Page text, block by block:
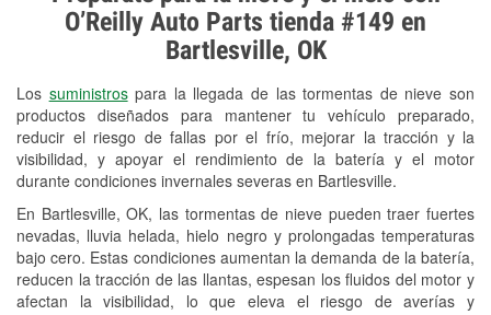
O’Reilly Auto Parts tienda #149 en
Bartlesville, OK
Los suministrospara la llegada de las tormentas de nieve son
productos diseñados para mantener tu vehículo preparado,
reducir el riesgo de fallas por el frío, mejorar la tracción y la
visibilidad, y apoyar el rendimiento de la batería y el motor
durante condiciones invernales severas en Bartlesville.
En Bartlesville, OK, las tormentas de nieve pueden traer fuertes
nevadas, lluvia helada, hielo negro y prolongadas temperaturas
bajo cero. Estas condiciones aumentan la demanda de la batería,
reducen la tracción de las llantas, espesan los fluidos del motor y
afectan la visibilidad, lo que eleva el riesgo de averías y
arrancadores
Revisión de la luz "Check Engine"
Reciclaje de baterías y aceite
Instalación de bombillas de faros
Instalación de limpiaparabrisas
Programa de Préstamo de
Herramientas
Mezcla de pinturas